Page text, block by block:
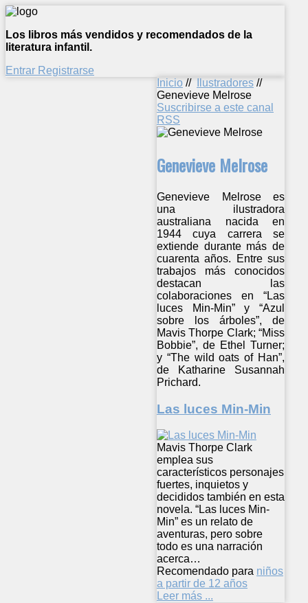
Los libros más vendidos y recomendados de la
literatura infantil.
Entrar Registrarse
Inicio // Ilustradores //
Genevieve Melrose
Suscribirse a este canal
RSS
Genevieve Melrose
Genevieve Melrose es
una ilustradora
australiana nacida en
1944 cuya carrera se
extiende durante más de
cuarenta años. Entre sus
trabajos más conocidos
destacan las
colaboraciones en “Las
luces Min-Min” y “Azul
sobre los árboles”, de
Mavis Thorpe Clark; “Miss
Bobbie”, de Ethel Turner;
y “The wild oats of Han”,
de Katharine Susannah
Prichard.
Las luces Min-Min
Mavis Thorpe Clark
emplea sus
característicos personajes
fuertes, inquietos y
decididos también en esta
novela. “Las luces Min-
Min” es un relato de
aventuras, pero sobre
todo es una narración
acerca…
Recomendado para niños
a partir de 12 años
Leer más ...